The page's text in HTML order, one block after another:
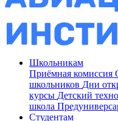
Школьникам
Приёмная комиссия
школьников Дни
курсы Детский
школа
Студентам